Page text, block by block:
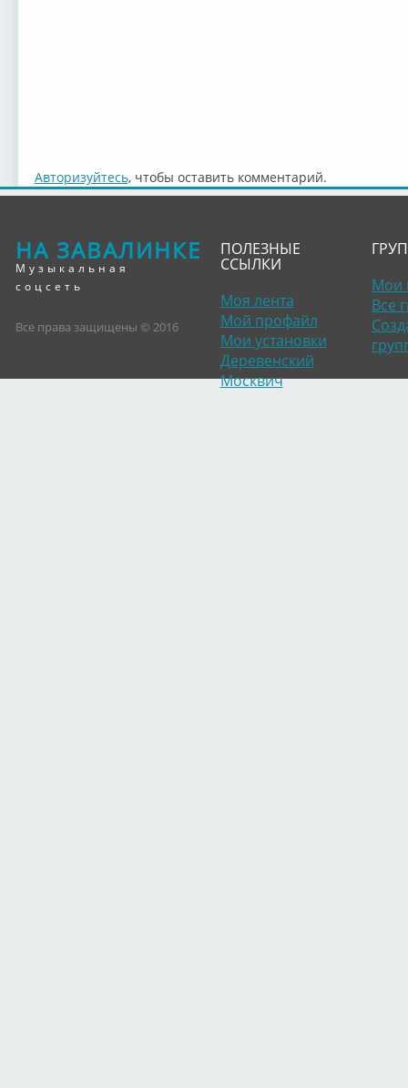
Авторизуйтесь, чтобы оставить комментарий.
НА ЗАВАЛИНКЕ
Музыкальная
соцсеть
Все права защищены © 2016
ПОЛЕЗНЫЕ
ССЫЛКИ
Моя лента
Мой профайл
Мои установки
Деревенский
Москвич
Мои
Все